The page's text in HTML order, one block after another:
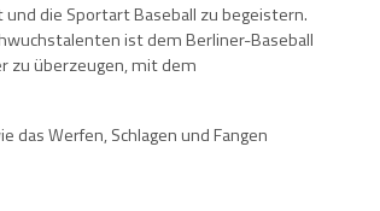
die Sportart Baseball zu begeistern.
ist dem Berliner-Baseball
zu überzeugen, mit dem
Werfen, Schlagen und Fangen